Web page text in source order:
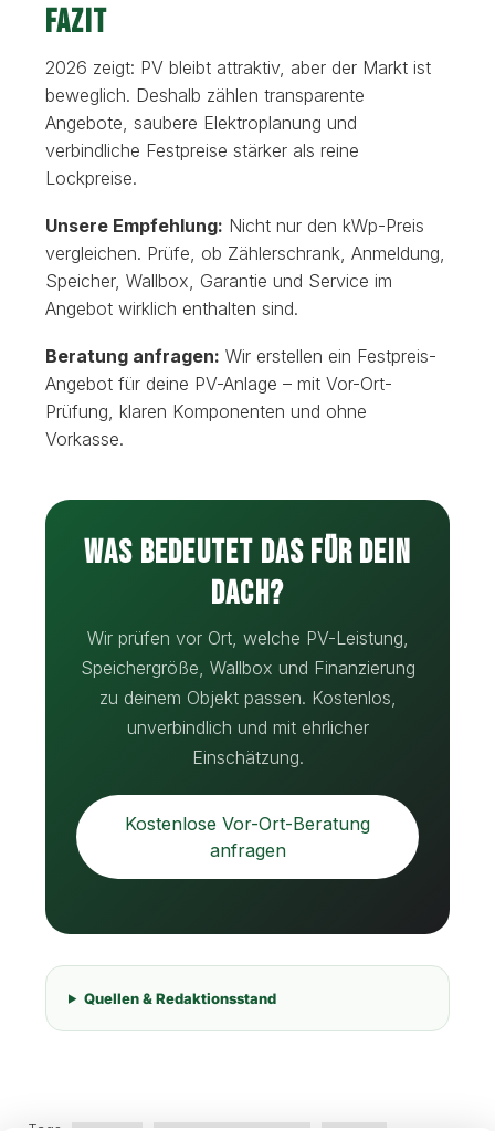
Fazit
2026 zeigt: PV bleibt attraktiv, aber der Markt ist
beweglich. Deshalb zählen transparente
Angebote, saubere Elektroplanung und
verbindliche Festpreise stärker als reine
Lockpreise.
Unsere Empfehlung: Nicht nur den kWp-Preis
vergleichen. Prüfe, ob Zählerschrank, Anmeldung,
Speicher, Wallbox, Garantie und Service im
Angebot wirklich enthalten sind.
Beratung anfragen: Wir erstellen ein Festpreis-
Angebot für deine PV-Anlage – mit Vor-Ort-
Prüfung, klaren Komponenten und ohne
Vorkasse.
Was bedeutet das für dein
Dach?
Wir prüfen vor Ort, welche PV-Leistung,
Speichergröße, Wallbox und Finanzierung
zu deinem Objekt passen. Kostenlos,
unverbindlich und mit ehrlicher
Einschätzung.
Kostenlose Vor-Ort-Beratung
anfragen
Quellen & Redaktionsstand